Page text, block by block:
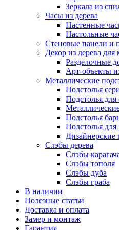
Зеркала из
Часы из дерева
Настенные
Настольные
Стеновые панели и
Декор из дерева для
Разделочные
Арт-объекты
Металлические
Подстолья
Подстолья
Подстолья
Подстолья
Дизайнерские
Слэбы дерева
Слэбы
Слэбы тополя
Слэбы дуба
Слэбы граба
В наличии
Полезные статьи
Доставка и оплата
Замер и монтаж
Гарантия